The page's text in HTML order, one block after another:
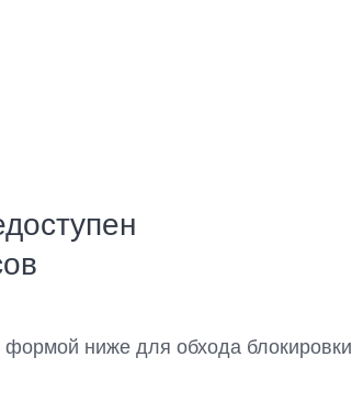
формой ниже для обхода блокировки